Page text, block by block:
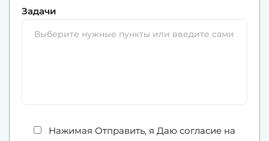
Задачи
Нажимая Отправить, я Даю согласие на